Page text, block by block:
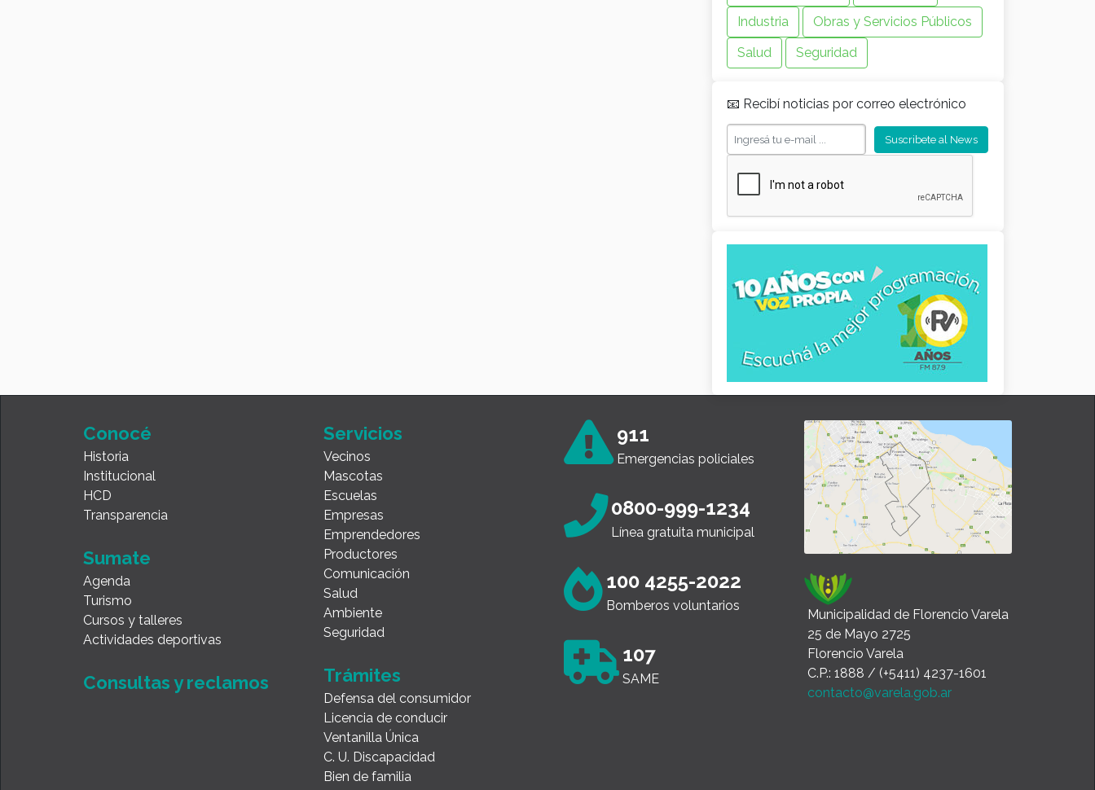
Industria
Obras y Servicios Públicos
Salud
Seguridad
📧 Recibí noticias por correo electrónico
Conocé
Historia
Institucional
HCD
Transparencia
Sumate
Agenda
Turismo
Cursos y talleres
Actividades deportivas
Consultas y reclamos
Servicios
Vecinos
Mascotas
Escuelas
Empresas
Emprendedores
Productores
Comunicación
Salud
Ambiente
Seguridad
Trámites
Defensa del consumidor
Licencia de conducir
Ventanilla Única
C. U. Discapacidad
Bien de familia
911
Emergencias policiales
0800-999-1234
Línea gratuita municipal
100 4255-2022
Bomberos voluntarios
107
SAME
Municipalidad de Florencio Varela
25 de Mayo 2725
Florencio Varela
C.P.: 1888 / (+5411) 4237-1601
contacto@varela.gob.ar